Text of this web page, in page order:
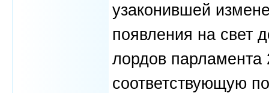
узаконившей
появления на свет
лордов парламента
соответствующую